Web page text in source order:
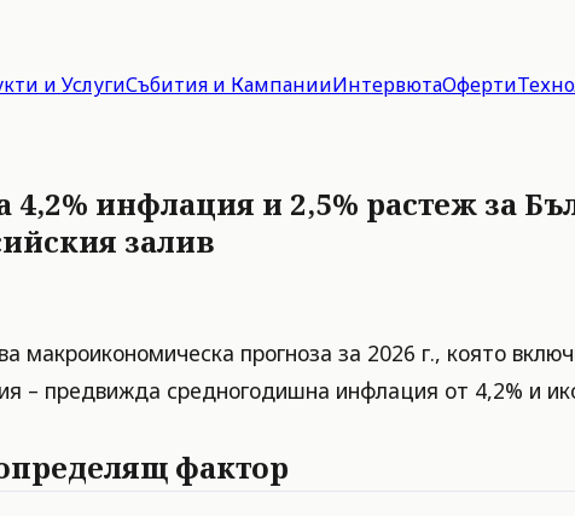
и УслугиСъбития и КампанииИнтервютаОферти
инфлация и 2,5% растеж за
залив
макроикономическа прогноза за 2026 г., която
– предвижда средногодишна инфлация от 4,2% и
фактор